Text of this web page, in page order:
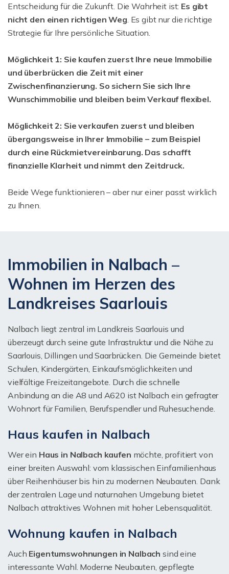
Entscheidung für die Zukunft. Die Wahrheit ist: Es gibt
nicht den einen richtigen Weg . Es gibt nur die richtige
Strategie für Ihre persönliche Situation.
Möglichkeit 1: Sie kaufen zuerst Ihre neue Immobilie
und überbrücken die Zeit mit einer
Zwischenfinanzierung. So sichern Sie sich Ihre
Wunschimmobilie und bleiben beim Verkauf flexibel.
Möglichkeit 2: Sie verkaufen zuerst und bleiben
übergangsweise in Ihrer Immobilie – zum Beispiel
durch eine Rückmietvereinbarung. Das schafft
finanzielle Klarheit und nimmt den Zeitdruck.
Beide Wege funktionieren – aber nur einer passt wirklich
zu Ihnen.
Immobilien in Nalbach –
Wohnen im Herzen des
Landkreises Saarlouis
Nalbach liegt zentral im Landkreis Saarlouis und
überzeugt durch seine gute Infrastruktur und die Nähe zu
Saarlouis, Dillingen und Saarbrücken. Die Gemeinde bietet
Schulen, Kindergärten, Einkaufsmöglichkeiten und
vielfältige Freizeitangebote. Durch die schnelle
Anbindung an die A8 und A620 ist Nalbach ein gefragter
Wohnort für Familien, Berufspendler und Ruhesuchende.
Haus kaufen in Nalbach
Wer ein Haus in Nalbach kaufen möchte, profitiert von
einer breiten Auswahl: vom klassischen Einfamilienhaus
über Reihenhäuser bis hin zu modernen Neubauten. Dank
der zentralen Lage und naturnahen Umgebung bietet
Nalbach attraktives Wohnen mit hoher Lebensqualität.
Wohnung kaufen in Nalbach
Auch Eigentumswohnungen in Nalbach sind eine
interessante Wahl. Moderne Neubauten, gepflegte